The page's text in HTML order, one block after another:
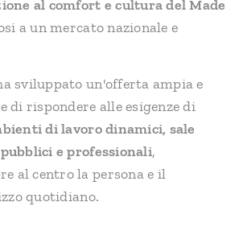
al comfort e cultura del Made
a un mercato nazionale e
sviluppato un'offerta ampia e
di rispondere alle esigenze di
di lavoro dinamici, sale
e professionali,
al centro la persona e il
quotidiano.